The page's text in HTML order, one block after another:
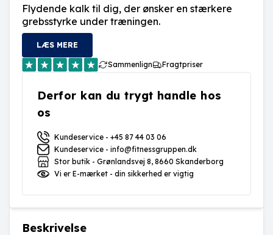
Flydende kalk til dig, der ønsker en stærkere
grebsstyrke under træningen.
LÆS MERE
Sammenlign Fragtpriser
Derfor kan du trygt handle hos
os
Kundeservice - +45 87 44 03 06
Kundeservice - info@fitnessgruppen.dk
Stor butik - Grønlandsvej 8, 8660 Skanderborg
Vi er E-mærket - din sikkerhed er vigtig
Beskrivelse